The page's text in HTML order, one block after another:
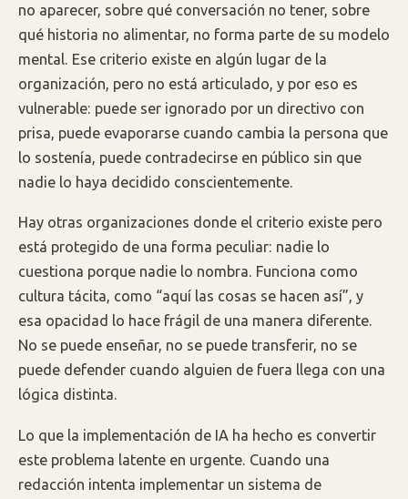
no aparecer, sobre qué conversación no tener, sobre
qué historia no alimentar, no forma parte de su modelo
mental. Ese criterio existe en algún lugar de la
organización, pero no está articulado, y por eso es
vulnerable: puede ser ignorado por un directivo con
prisa, puede evaporarse cuando cambia la persona que
lo sostenía, puede contradecirse en público sin que
nadie lo haya decidido conscientemente.
Hay otras organizaciones donde el criterio existe pero
está protegido de una forma peculiar: nadie lo
cuestiona porque nadie lo nombra. Funciona como
cultura tácita, como “aquí las cosas se hacen así”, y
esa opacidad lo hace frágil de una manera diferente.
No se puede enseñar, no se puede transferir, no se
puede defender cuando alguien de fuera llega con una
lógica distinta.
Lo que la implementación de IA ha hecho es convertir
este problema latente en urgente. Cuando una
redacción intenta implementar un sistema de